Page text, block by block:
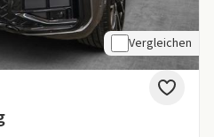
Vergleichen